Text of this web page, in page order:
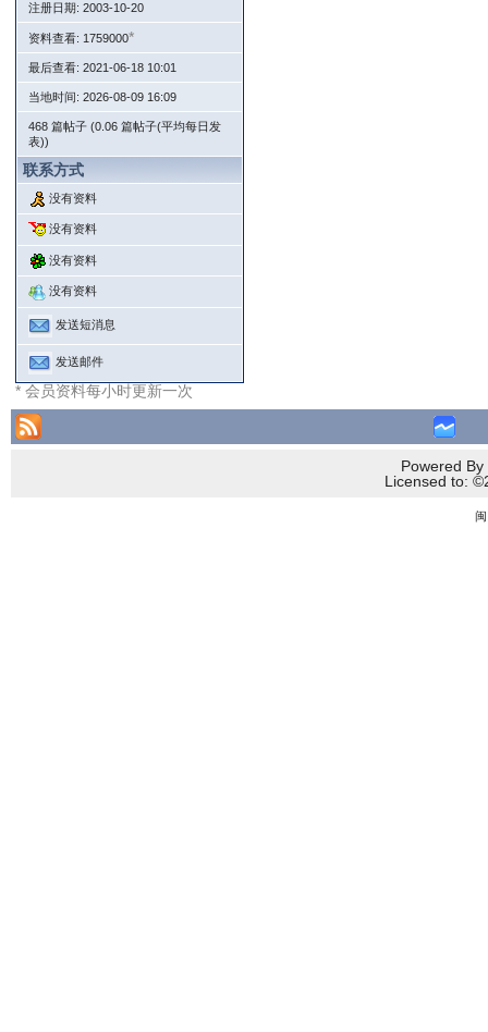
注册日期: 2003-10-20
资料查看: 1759000*
最后查看: 2021-06-18 10:01
当地时间: 2026-08-09 16:09
468 篇帖子 (0.06 篇帖子(平均每日发
表))
联系方式
没有资料
没有资料
没有资料
没有资料
发送短消息
发送邮件
* 会员资料每小时更新一次
Powered
Licensed to: